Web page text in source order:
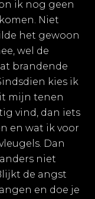
ik nog geen
Niet
het gewoon
wel de
brandende
kies ik
mijn tenen
vind, dan iets
en wat ik voor
Dan
niet
de angst
en doe je